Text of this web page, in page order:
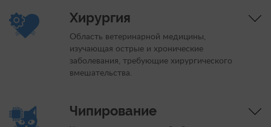
Хирургия
Область ветеринарной медицины,
изучающая острые и хронические
заболевания, требующие хирургического
вмешательства.
Чипирование